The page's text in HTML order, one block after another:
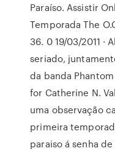
Paraíso. Assistir
Temporada The
36. 0 19/03/2011 ·
seriado,
da banda
for Catherine N.
uma observação
primeira
paraiso á senha